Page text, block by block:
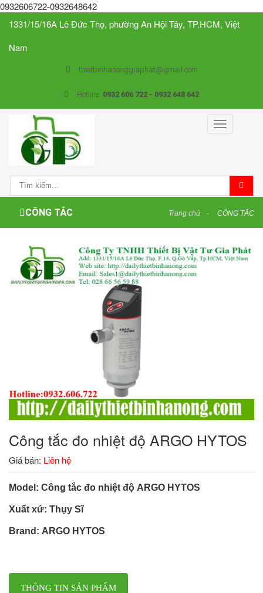
0932606722-0932648642
1331/15/16A Lê Đức Thọ, phường An Hội Tây, TP.HCM, Việt
Nam
thietbinhanonggiaphat@gmail.com
Hotline: 0932 606 722 - 0932 648 642
Toggle
navigation
CÔNG TẮC Trang chủ CÔNG TẮC
Công tắc đo nhiệt độ ARGO HYTOS
Giá bán: Liên hệ
Model: Công tắc đo nhiệt độ ARGO HYTOS
Xuất xứ: Thụy Sĩ
Brand: ARGO HYTOS
THÔNG TIN SẢN PHẨM